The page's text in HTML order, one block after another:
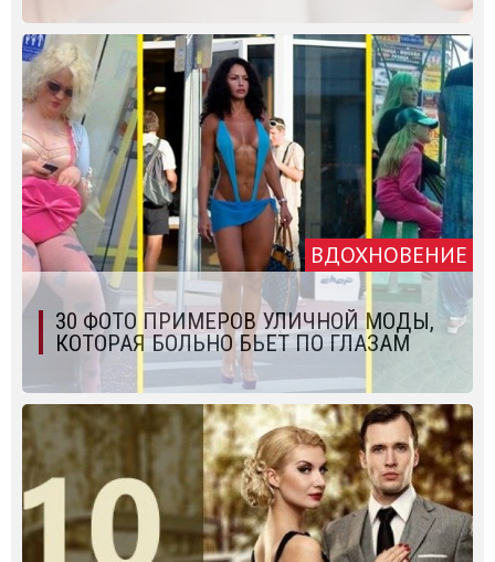
ВДОХНОВЕНИЕ
30 ФОТО ПРИМЕРОВ УЛИЧНОЙ МОДЫ,
КОТОРАЯ БОЛЬНО БЬЕТ ПО ГЛАЗАМ